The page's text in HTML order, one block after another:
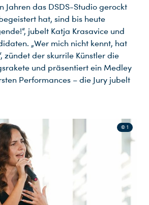
Jahren das DSDS-Studio gerockt
hat, sind bis heute
jubelt Katja Krasavice und
„Wer mich nicht kennt, hat
zündet der skurrile Künstler die
und präsentiert ein Medley
Performances – die Jury jubelt
© 1